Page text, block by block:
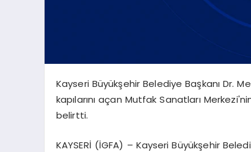
Kayseri Büyükşehir Belediye Başkanı Dr.
kapılarını açan Mutfak Sanatları
belirtti.
KAYSERİ (İGFA) – Kayseri Büyükşehir